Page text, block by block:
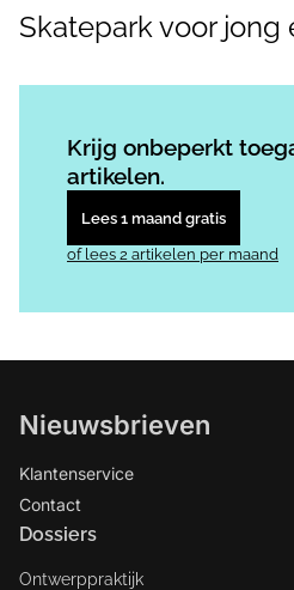
Skatepark voor jong
Krijg onbeperkt
artikelen.
Lees 1 maand gratis
of lees 2 artikelen per maand
Nieuwsbrieven
Klantenservice
Contact
Dossiers
Ontwerppraktijk